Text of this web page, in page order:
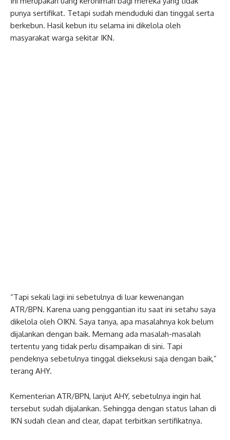
punya sertifikat. Tetapi sudah menduduki dan tinggal serta
berkebun. Hasil kebun itu selama ini dikelola oleh
masyarakat warga sekitar IKN.
“Tapi sekali lagi ini sebetulnya di luar kewenangan
ATR/BPN. Karena uang penggantian itu saat ini setahu saya
dikelola oleh OIKN. Saya tanya, apa masalahnya kok belum
dijalankan dengan baik. Memang ada masalah-masalah
tertentu yang tidak perlu disampaikan di sini. Tapi
pendeknya sebetulnya tinggal dieksekusi saja dengan baik,”
terang AHY.
Kementerian ATR/BPN, lanjut AHY, sebetulnya ingin hal
tersebut sudah dijalankan. Sehingga dengan status lahan di
IKN sudah clean and clear, dapat terbitkan sertifikatnya.